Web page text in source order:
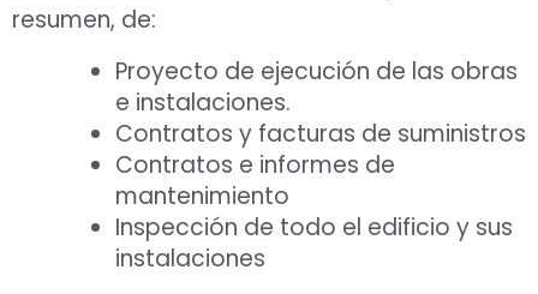
resumen, de:
Proyecto de ejecución de las obras
e instalaciones.
Contratos y facturas de suministros
Contratos e informes de
mantenimiento
Inspección de todo el edificio y sus
instalaciones